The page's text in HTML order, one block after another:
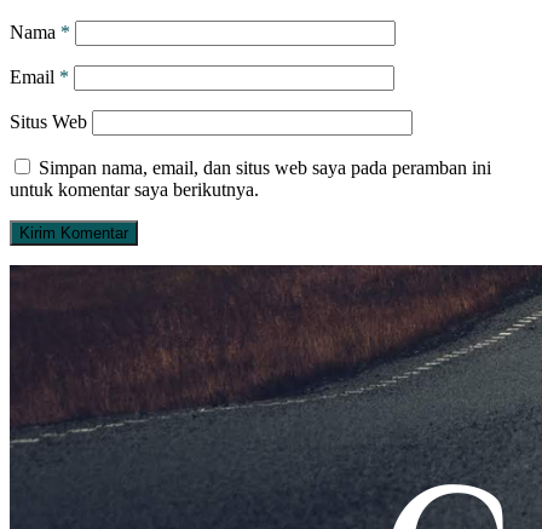
Nama *
Email *
Situs Web
Simpan nama, email, dan situs web saya pada peramban ini
untuk komentar saya berikutnya.